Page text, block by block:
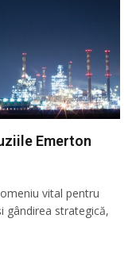
Emerton
vital pentru
gândirea strategică,